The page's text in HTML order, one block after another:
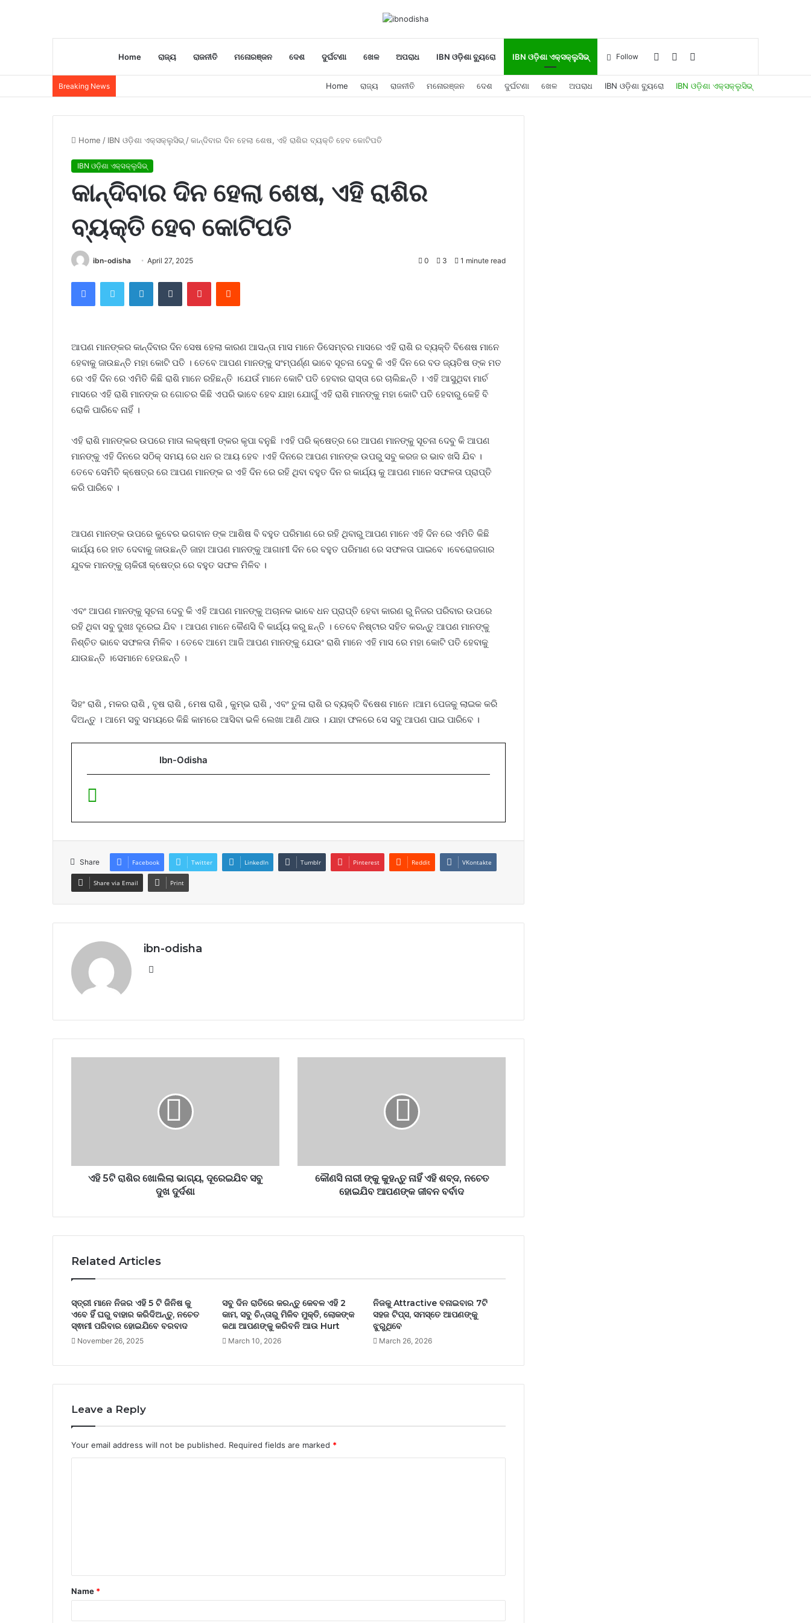
Home ରାଜ୍ୟ ରାଜନୀତି ମନୋରଞ୍ଜନ ଦେଶ ଦୁର୍ଘଟଣା ଖେଳ ଅପରାଧ IBN ଓଡ଼ିଶା ବ୍ୟୁରୋ IBN ଓଡ଼ିଶା ଏକ୍ସକ୍ଲୁସିଭ୍
for
Sidebar
Log
In
Follow
Breaking News Home ରାଜ୍ୟ ରାଜନୀତି ମନୋରଞ୍ଜନ ଦେଶ ଦୁର୍ଘଟଣା ଖେଳ ଅପରାଧ IBN ଓଡ଼ିଶା ବ୍ୟୁରୋ IBN ଓଡ଼ିଶା ଏକ୍ସକ୍ଲୁସିଭ୍
Home / IBN ଓଡ଼ିଶା ଏକ୍ସକ୍ଲୁସିଭ୍ /କାନ୍ଦିବାର ଦିନ ହେଲା ଶେଷ, ଏହି ରାଶିର ବ୍ୟକ୍ତି ହେବ କୋଟିପତି
IBN ଓଡ଼ିଶା ଏକ୍ସକ୍ଲୁସିଭ୍
କାନ୍ଦିବାର ଦିନ ହେଲା ଶେଷ, ଏହି ରାଶିର
ବ୍ୟକ୍ତି ହେବ କୋଟିପତି
ibn-odisha April 27, 2025 0 3 1 minute read
FacebookTwitter LinkedInTumblr PinterestReddit
ଆପଣ ମାନଙ୍କର କାନ୍ଦିବାର ଦିନ ସେଷ ହେଲା କାରଣ ଆସନ୍ତା ମାସ ମାନେ ଡିସେମ୍ବର ମାସରେ ଏହି ରାଶି ର ବ୍ୟକ୍ତି ବିଶେଷ ମାନେ
ହେବାକୁ ଜାଉଛନ୍ତି ମହା କୋଟି ପତି । ତେବେ ଆପଣ ମାନଙ୍କୁ ସଂମ୍ପର୍ଣ୍ଣ ଭାବେ ସୂଚନା ଦେବୁ କି ଏହି ଦିନ ରେ ବଡ ଜ୍ୟତିଷ ଙ୍କ ମତ
ରେ ଏହି ଦିନ ରେ ଏମିତି କିଛି ରାଶି ମାନେ ରହିଛନ୍ତି ।ଯେଉଁ ମାନେ କୋଟି ପତି ହେବାର ରାସ୍ତା ରେ ଚାଲିଛନ୍ତି । ଏହି ଆସୁଥିବା ମାର୍ଚ
ମାସରେ ଏହି ରାଶି ମାନଙ୍କ ର ଗୋଚର କିଛି ଏପରି ଭାବେ ହେବ ଯାହା ଯୋଗୁଁ ଏହି ରାଶି ମାନଙ୍କୁ ମହା କୋଟି ପତି ହେବାରୁ କେହି ବି
ରୋକି ପାରିବେ ନାହିଁ ।
ଏହି ରାଶି ମାନଙ୍କର ଉପରେ ମାତା ଲକ୍ଷ୍ମୀ ଙ୍କର କୃପା ବନୁଛି ।ଏହି ପରି କ୍ଷେତ୍ର ରେ ଆପଣ ମାନଙ୍କୁ ସୂଚନା ଦେବୁ କି ଆପଣ
ମାନଙ୍କୁ ଏହି ଦିନରେ ସଠିକ୍ ସମୟ ରେ ଧନ ର ଆୟ ହେବ ।ଏହି ଦିନରେ ଆପଣ ମାନଙ୍କ ଉପରୁ ସବୁ କରଜ ର ଭାବ ଖସି ଯିବ ।
ତେବେ ସେମିତି କ୍ଷେତ୍ର ରେ ଆପଣ ମାନଙ୍କ ର ଏହି ଦିନ ରେ ରହି ଥିବା ବହୁତ ଦିନ ର କାର୍ଯ୍ୟ କୁ ଆପଣ ମାନେ ସଫଳତା ପ୍ରାପ୍ତି
କରି ପାରିବେ ।
ଆପଣ ମାନଙ୍କ ଉପରେ କୁବେର ଭଗବାନ ଙ୍କ ଆଶିଷ ବି ବହୁତ ପରିମାଣ ରେ ରହି ଥିବାରୁ ଆପଣ ମାନେ ଏହି ଦିନ ରେ ଏମିତି କିଛି
କାର୍ଯ୍ୟ ରେ ହାତ ଦେବାକୁ ଜାଉଛନ୍ତି ଜାହା ଆପଣ ମାନଙ୍କୁ ଆଗାମୀ ଦିନ ରେ ବହୁତ ପରିମାଣ ରେ ସଫଳତା ପାଇବେ ।ବେରୋଜଗାର
ଯୁବକ ମାନଙ୍କୁ ଚାକିରୀ କ୍ଷେତ୍ର ରେ ବହୁତ ସଫଳ ମିଳିବ ।
ଏବଂ ଆପଣ ମାନଙ୍କୁ ସୂଚନା ଦେବୁ କି ଏହି ଆପଣ ମାନଙ୍କୁ ଅଚାନକ ଭାବେ ଧନ ପ୍ରାପ୍ତି ହେବା କାରଣ ରୁ ନିଜର ପରିବାର ଉପରେ
ରହି ଥିବା ସବୁ ଦୁଖଃ ଦୂରେଇ ଯିବ । ଆପଣ ମାନେ କୈଣସି ବି କାର୍ଯ୍ୟ କରୁ ଛନ୍ତି । ତେବେ ନିଷ୍ଟାର ସହିତ କରନ୍ତୁ ଆପଣ ମାନଙ୍କୁ
ନିଶ୍ଚିତ ଭାବେ ସଫଳତା ମିଳିବ । ତେବେ ଆମେ ଆଜି ଆପଣ ମାନଙ୍କୁ ଯେଉଂ ରାଶି ମାନେ ଏହି ମାସ ରେ ମହା କୋଟି ପତି ହେବାକୁ
ଯାଉଛନ୍ତି ।ସେମାନେ ହେଉଛନ୍ତି ।
ସିହଂ ରାଶି , ମକର ରାଶି , ବୃଷ ରାଶି , ମେଷ ରାଶି , କୁମ୍ଭ ରାଶି , ଏବଂ ତୁଳା ରାଶି ର ବ୍ୟକ୍ତି ବିଷେଶ ମାନେ ।ଆମ ପେଜକୁ ଲାଇକ କରି
ଦିଅନ୍ତୁ । ଆମେ ସବୁ ସମୟରେ କିଛି କାମରେ ଆସିବା ଭଳି ଲେଖା ଆଣି ଥାଉ । ଯାହା ଫଳରେ ସେ ସବୁ ଆପଣ ପାଇ ପାରିବେ ।
Ibn-Odisha
Share Facebook Twitter LinkedIn Tumblr Pinterest Reddit VKontakte
Share via Email Print
ibn-odisha
Website
ଏହି 5ଟି ରାଶିର ଖୋଲିଲା ଭାଗ୍ୟ, ଦୂରେଇଯିବ ସବୁ
ଦୁଖ ଦୁର୍ଦଶା
କୌଣସି ନାରୀ ଙ୍କୁ କୁହନ୍ତୁ ନାହିଁ ଏହି ଶବ୍ଦ, ନଚେତ
ହୋଇଯିବ ଆପଣଙ୍କ ଜୀବନ ବର୍ବାଦ
Related Articles
ସ୍ତ୍ରୀ ମାନେ ନିଜର ଏହି 5 ଟି ଜିନିଷ କୁ
ଏବେ ହିଁ ଘରୁ ବାହାର କରିଦିଅନ୍ତୁ, ନଚେତ
ସ୍ଵାମୀ ପରିବାର ହୋଇଯିବେ ବରବାଦ
November 26, 2025
ସବୁ ଦିନ ରାତିରେ କରନ୍ତୁ କେବଳ ଏହି 2
କାମ, ସବୁ ଚିନ୍ତାରୁ ମିଳିବ ମୁକ୍ତି, ଲୋକଙ୍କ
କଥା ଆପଣଙ୍କୁ କରିବନି ଆଉ Hurt
March 10, 2026
ନିଜକୁ Attractive ବନାଇବାର 7ଟି
ସହଜ ଟିପ୍ସ, ସମସ୍ତେ ଆପଣଙ୍କୁ
ଝୁରୁଥିବେ
March 26, 2026
Leave a Reply
Your email address will not be published. Required fields are marked *
t
*
Name *